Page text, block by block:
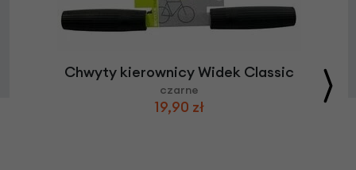
Chwyty kierownicy Widek Classic
czarne
19,90 zł